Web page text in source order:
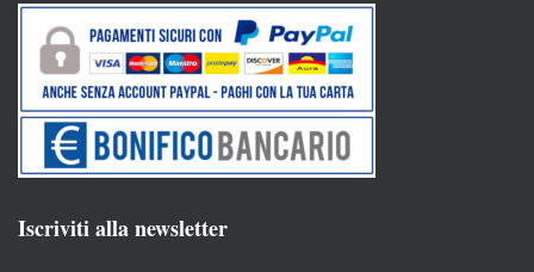
Iscriviti alla newsletter